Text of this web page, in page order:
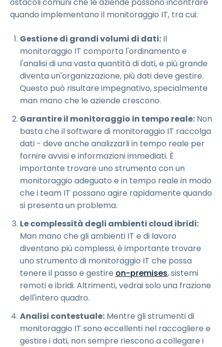
quando implementano il monitoraggio IT, tra cui:
Gestione di grandi volumi di dati: Il
monitoraggio IT comporta l'ordinamento e
l'analisi di una vasta quantità di dati, e più grande
diventa un'organizzazione, più dati deve gestire.
Questo può risultare impegnativo, specialmente
man mano che le aziende crescono.
Garantire il monitoraggio in tempo reale: Non
basta che il software di monitoraggio IT raccolga
dati - deve anche analizzarli in tempo reale per
fornire avvisi e informazioni immediati. È
importante trovare uno strumento con un
monitoraggio adeguato e in tempo reale in modo
che i team IT possano agire rapidamente quando
si presenta un problema.
Le complessità degli ambienti cloud ibridi:
Man mano che gli ambienti IT e di lavoro
diventano più complessi, è importante trovare
uno strumento di monitoraggio IT che possa
tenere il passo e gestire on-premises, sistemi
remoti e ibridi. Altrimenti, vedrai solo una frazione
dell'intero quadro.
Analisi contestuale: Mentre gli strumenti di
monitoraggio IT sono eccellenti nel raccogliere e
gestire i dati, non sempre riescono a collegare i